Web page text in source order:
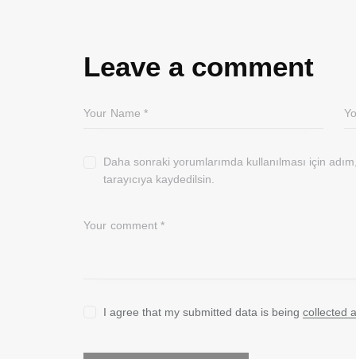
Leave a comment
Daha sonraki yorumlarımda kullanılması için
tarayıcıya kaydedilsin.
I agree that my submitted data is beingcollected